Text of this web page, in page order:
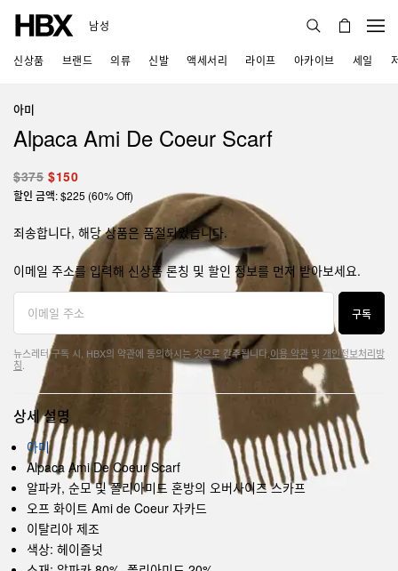
남성
신상품 브랜드 의류 신발 액세서리 라이프 아카이브 세일
아미
Alpaca Ami De Coeur Scarf
$375 $150
할인 금액: $225 (60% Off)
죄송합니다, 해당 상품은 품절되었습니다.
이메일 주소를 입력해 신상품 론칭 및 할인 정보를 먼저 받아보세요.
구독
뉴스레터 구독 시, HBX의 약관에 동의하시는 것으로 간주됩니다. 이용 약관 및 개인정보처리방
침
상세 설명
아미
Alpaca Ami De Coeur Scarf
알파카, 순모 및 폴리아미드 혼방의 오버사이즈 스카프
오프 화이트 Ami de Coeur 자카드
이탈리아 제조
색상: 헤이즐넛